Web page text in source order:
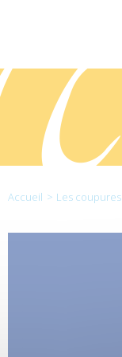
Accueil Les coupures